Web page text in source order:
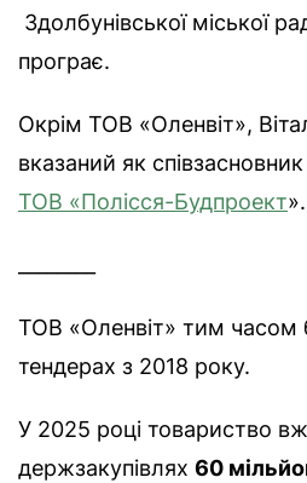
Здолбунівської міської
програє.
Окрім ТОВ «Оленвіт»,
вказаний як
ТОВ «Полісся-Будпроект».
ТОВ «Оленвіт» тим часом
тендерах з 2018 року.
У 2025 році товариство
держзакупівлях 60